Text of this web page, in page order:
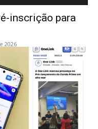
inscrição para
2026